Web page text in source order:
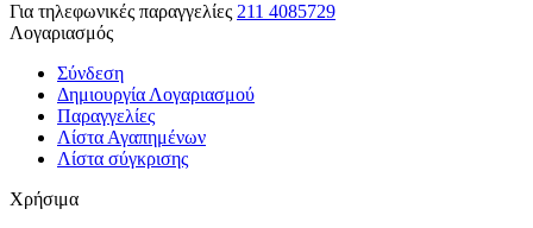
Για τηλεφωνικές παραγγελίες 211 4085729
Λογαριασμός
Σύνδεση
Δημιουργία Λογαριασμού
Παραγγελίες
Λίστα Αγαπημένων
Λίστα σύγκρισης
Χρήσιμα